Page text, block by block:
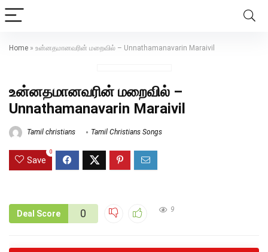
Home » உன்னதமானவரின் மறைவில் – Unnathamanavarin Maraivil
உன்னதமானவரின் மறைவில் –
Unnathamanavarin Maraivil
Tamil christians Tamil Christians Songs
Save
0
Deal Score 0 9